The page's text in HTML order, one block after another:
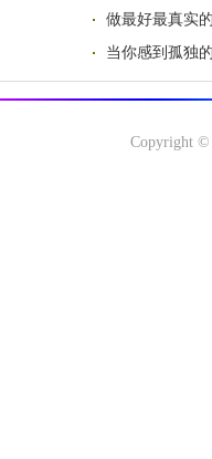
做最好最真实
当你感到孤独
Copyright ©